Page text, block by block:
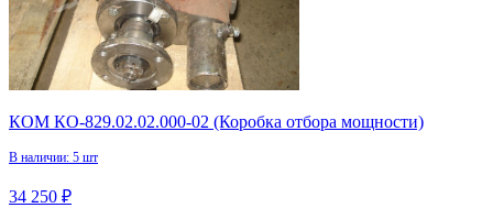
КОМ КО-829.02.02.000-02 (Коробка отбора мощности)
В наличии: 5 шт
34 250 ₽